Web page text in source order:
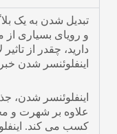
تبدیل شدن به یک
و رویای بسیاری
دارید، چقدر از
اینفلوئنسر شدن
اینفلوئنسر شدن،
علاوه بر شهرت و
کسب می کند.